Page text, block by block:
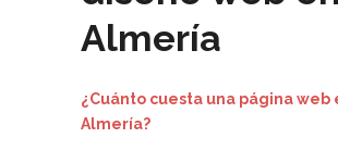
Almería
¿Cuánto cuesta una página web
Almería?